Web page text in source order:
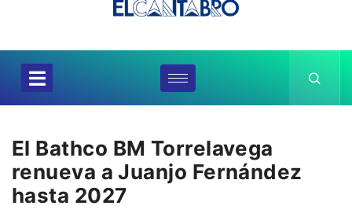
El Bathco BM Torrelavega
renueva a Juanjo Fernández
hasta 2027